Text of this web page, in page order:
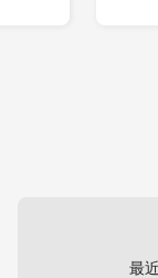
診
診察
最